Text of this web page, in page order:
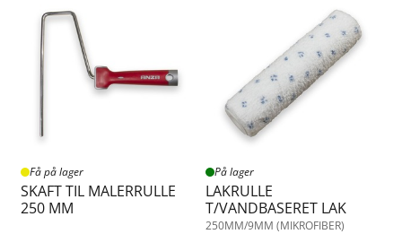
Få på lager
SKAFT TIL MALERRULLE
250 MM
På lager
LAKRULLE
T/VANDBASERET LAK
250MM/9MM (MIKROFIBER)